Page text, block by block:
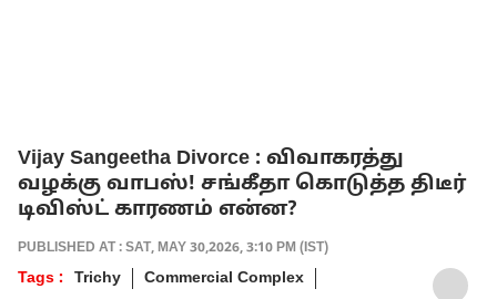
Vijay Sangeetha Divorce : விவாகரத்து
வழக்கு வாபஸ்! சங்கீதா கொடுத்த திடீர்
டிவிஸ்ட் காரணம் என்ன?
PUBLISHED AT : SAT, MAY 30,2026, 3:10 PM (IST)
Tags : Trichy
Commercial Complex